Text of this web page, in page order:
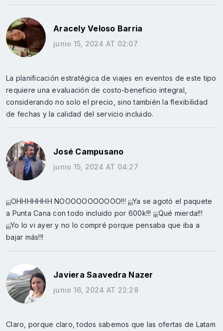
Aracely Veloso Barria
junio 15, 2024 AT 02:07
La planificación estratégica de viajes en eventos de este tipo
requiere una evaluación de costo-beneficio integral,
considerando no solo el precio, sino también la flexibilidad
de fechas y la calidad del servicio incluido.
José Campusano
junio 15, 2024 AT 04:27
¡¡¡OHHHHHHH NOOOOOOOOOOO!!! ¡¡¡Ya se agotó el paquete
a Punta Cana con todo incluido por 600k!!! ¡¡¡Qué mierda!!!
¡¡¡Yo lo vi ayer y no lo compré porque pensaba que iba a
bajar más!!!
Javiera Saavedra Nazer
junio 16, 2024 AT 22:28
Claro, porque claro, todos sabemos que las ofertas de Latam